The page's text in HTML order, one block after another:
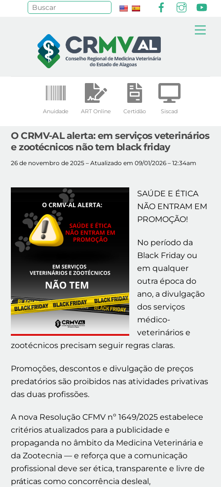
Anuidade ART Online Certidão Siscad
O CRMV-AL alerta: em serviços veterinários
e zootécnicos não tem black friday
26 de novembro de 2025 – Atualizado em 09/01/2026 – 12:34am
SAÚDE E ÉTICA
NÃO ENTRAM EM
PROMOÇÃO!
No período da
Black Friday ou
em qualquer
outra época do
ano, a divulgação
dos serviços
médico-
veterinários e
zootécnicos precisam seguir regras claras.
Promoções, descontos e divulgação de preços
predatórios são proibidos nas atividades privativas
das duas profissões.
A nova Resolução CFMV nº 1649/2025 estabelece
critérios atualizados para a publicidade e
propaganda no âmbito da Medicina Veterinária e
da Zootecnia — e reforça que a comunicação
profissional deve ser ética, transparente e livre de
práticas como concorrência desleal,